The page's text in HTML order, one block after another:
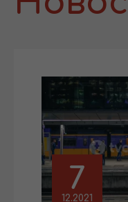
7
12.2021